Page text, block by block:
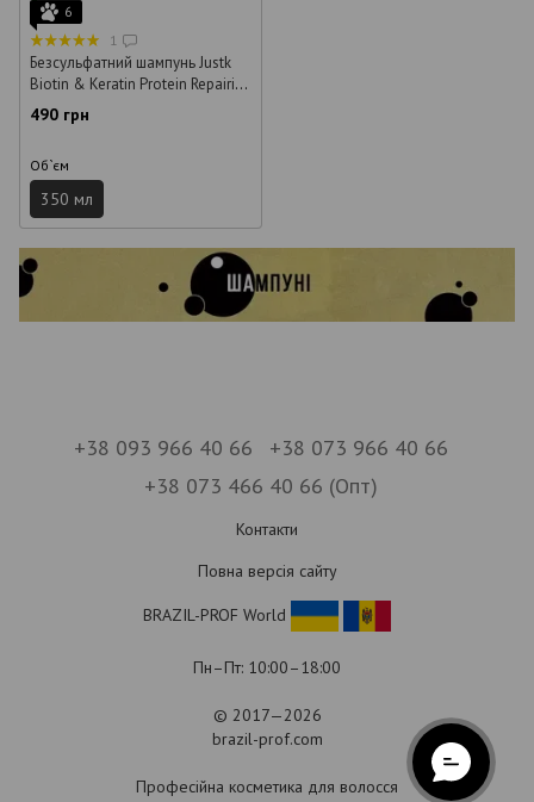
6
1
Безсульфатний шампунь Justk
Biotin & Keratin Protein Repairing
для ламкого волосся 350 мл
490 грн
Об`єм
350 мл
+38 093 966 40 66
+38 073 966 40 66
+38 073 466 40 66 (Опт)
Контакти
Повна версія сайту
BRAZIL-PROF World
Пн–Пт: 10:00–18:00
© 2017—2026
brazil-prof.com
Професійна косметика для волосся